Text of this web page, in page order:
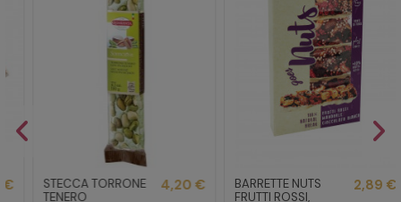
STECCA TORRONE
TENERO
4,20 €
BARRETTE NUTS
FRUTTI ROSSI,
2,89 €